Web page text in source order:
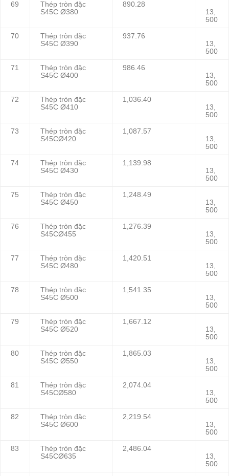
69
Thép tròn đặc
S45C Ø380
890.28
13,
500
70
Thép tròn đặc
S45C Ø390
937.76
13,
500
71
Thép tròn đặc
S45C Ø400
986.46
13,
500
72
Thép tròn đặc
S45C Ø410
1,036.40
13,
500
73
Thép tròn đặc
S45CØ420
1,087.57
13,
500
74
Thép tròn đặc
S45C Ø430
1,139.98
13,
500
75
Thép tròn đặc
S45C Ø450
1,248.49
13,
500
76
Thép tròn đặc
S45CØ455
1,276.39
13,
500
77
Thép tròn đặc
S45C Ø480
1,420.51
13,
500
78
Thép tròn đặc
S45C Ø500
1,541.35
13,
500
79
Thép tròn đặc
S45C Ø520
1,667.12
13,
500
80
Thép tròn đặc
S45C Ø550
1,865.03
13,
500
81
Thép tròn đặc
S45CØ580
2,074.04
13,
500
82
Thép tròn đặc
S45C Ø600
2,219.54
13,
500
83
Thép tròn đặc
S45CØ635
2,486.04
13,
500